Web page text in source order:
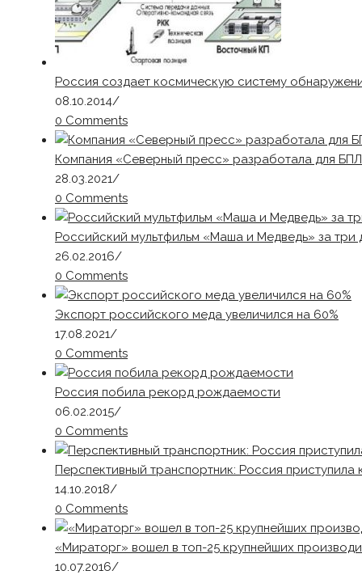
Россия создает космическую систему
08.10.2014/
0 Comments
Компания «Северный пресс» разработала для
28.03.2021/
0 Comments
Российский мультфильм «Маша и Медведь» за
26.02.2016/
0 Comments
Экспорт российского меда увеличился на 60%
17.08.2021/
0 Comments
Россия побила рекорд рождаемости
06.02.2015/
0 Comments
Перспективный транспортник: Россия
14.10.2018/
0 Comments
«Мираторг» вошел в топ-25 крупнейших
10.07.2016/